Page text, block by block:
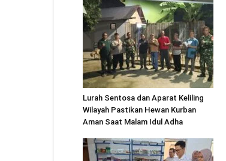
Lurah Sentosa dan Aparat Keliling
Wilayah Pastikan Hewan Kurban
Aman Saat Malam Idul Adha